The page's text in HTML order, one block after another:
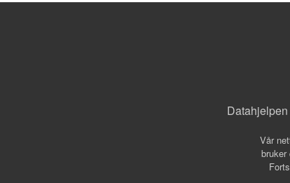
Vår
bruker